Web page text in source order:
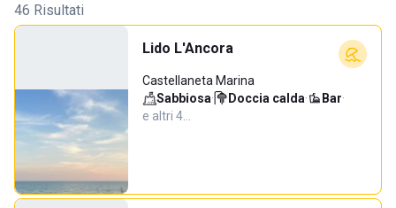
46 Risultati
Lido L'Ancora
Castellaneta Marina
Sabbiosa· Doccia calda· Bar·
e altri 4…